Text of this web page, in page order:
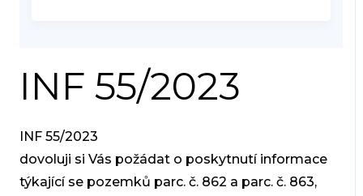
INF 55/2023
INF 55/2023
dovoluji si Vás požádat o poskytnutí informace
týkající se pozemků parc. č. 862 a parc. č. 863,